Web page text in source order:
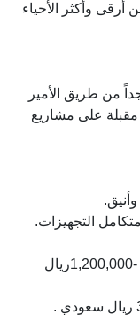
وأكثر الأحياء
من طريق الأمير
على مشاريع
التجهيزات.
• متوسط الدخل السنوي: مابين 1,000,000 -1,200,000ريال